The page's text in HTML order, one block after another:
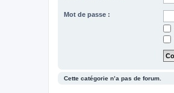
Mot de passe :
Cette catégorie n’a pas de forum.